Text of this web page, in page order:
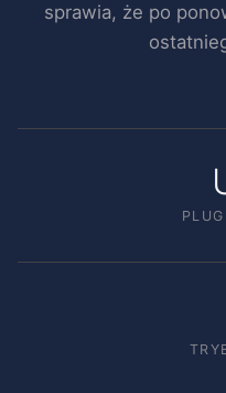
sprawia, że po